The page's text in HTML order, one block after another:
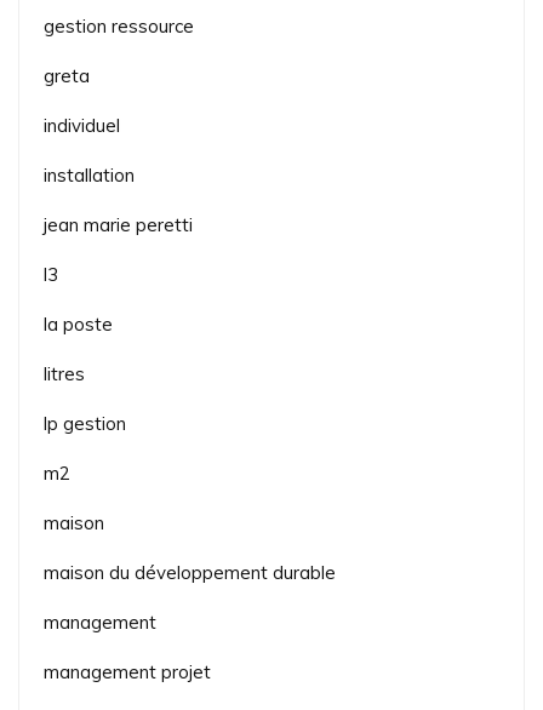
gestion ressource
greta
individuel
installation
jean marie peretti
l3
la poste
litres
lp gestion
m2
maison
maison du développement durable
management
management projet